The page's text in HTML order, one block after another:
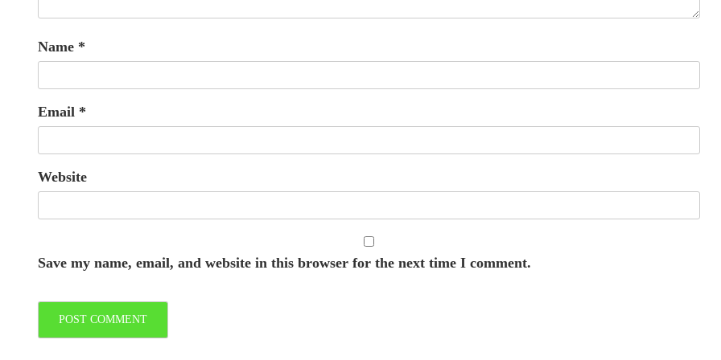
Name *
Email *
Website
Save my name, email, and website in this browser for the next time I comment.